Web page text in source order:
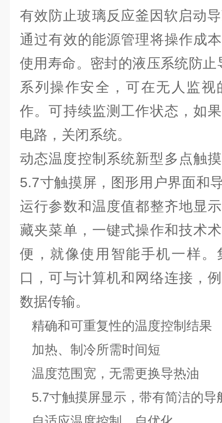
有效防止玻璃反应釜因软启动
通过有效的能源管理将操作成
使用寿命。密封的液压系统防
系列操作安全，可在无人监
作。可持续监测工作状态，如
电路，关闭系统。
动态温度控制系统新型多点触
5.7寸触摸屏，图形用户界面和
运行参数和温度值都整齐地显
藏夹菜单，一键式操作和技术
便，就像使用智能手机一样。
口，可与计算机和网络连接，
数据传输。
精确和可重复性的温度控制结果
加热、制冷所需时间短
温度范围宽，无需更换导热油
5.7寸触摸屏显示，带有简洁的